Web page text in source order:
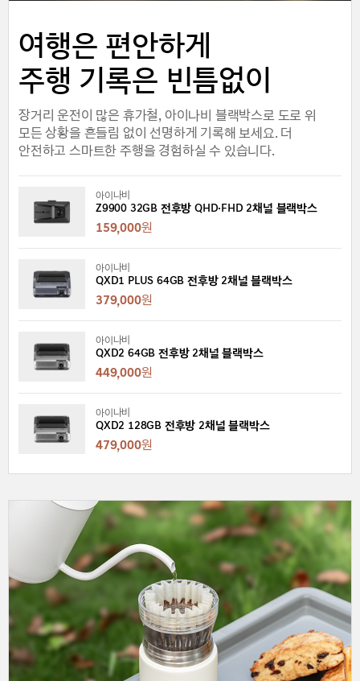
여행은 편안하게
주행 기록은 빈틈없이
장거리 운전이 많은 휴가철, 아이나비 블랙박스로 도로 위
모든 상황을 흔들림 없이 선명하게 기록해 보세요. 더
안전하고 스마트한 주행을 경험하실 수 있습니다.
아이나비
Z9900 32GB 전후방 QHD·FHD 2채널 블랙박스
159,000원
아이나비
QXD1 PLUS 64GB 전후방 2채널 블랙박스
379,000원
아이나비
QXD2 64GB 전후방 2채널 블랙박스
449,000원
아이나비
QXD2 128GB 전후방 2채널 블랙박스
479,000원